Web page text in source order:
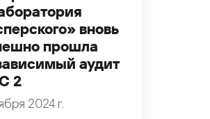
вновь
прошла
аудит
2
2024 г.